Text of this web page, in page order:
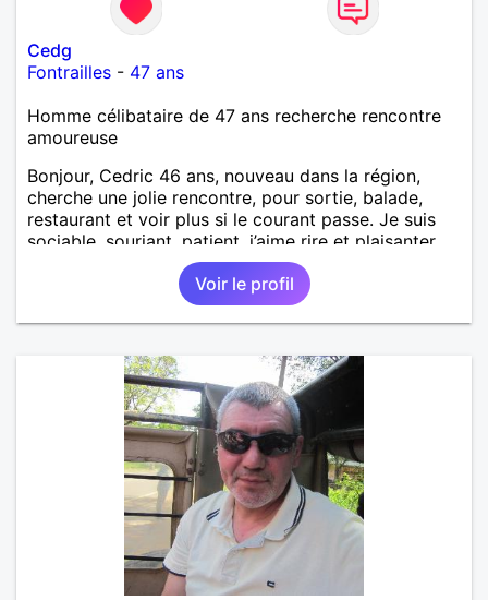
Cedg
Fontrailles - 47 ans
Homme célibataire de 47 ans recherche rencontre
amoureuse
Bonjour, Cedric 46 ans, nouveau dans la région,
cherche une jolie rencontre, pour sortie, balade,
restaurant et voir plus si le courant passe. Je suis
sociable, souriant, patient, j’aime rire et plaisanter..
Voir le profil